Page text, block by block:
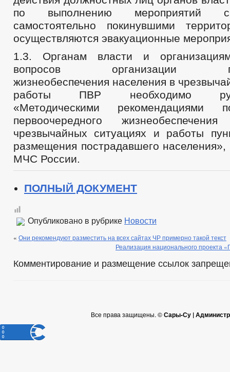
по выполнению мероприятий с
самостоятельно покинувшими
осуществляются эвакуационные
1.3. Органам власти и
вопросов организации
жизнеобеспечения населения в
работы ПВР необходимо
«Методическими рекомендациями
первоочередного
чрезвычайных ситуациях и работы
размещения пострадавшего
МЧС России.
ПОЛНЫЙ ДОКУМЕНТ
Опубликовано в рубрике Новости
« Они рекомендуют разместить на всех сайтах ЧР примерно такой текст
Реализация национального проекта
Комментирование и размещение ссылок
Все права защищены. ©Сары-Су |